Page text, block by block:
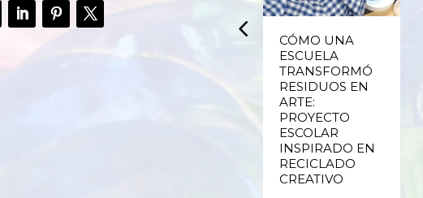
EN
CÓMO UNA
ESCUELA
TRANSFORMÓ
RESIDUOS EN
ARTE:
PROYECTO
ESCOLAR
INSPIRADO EN
RECICLADO
CREATIVO